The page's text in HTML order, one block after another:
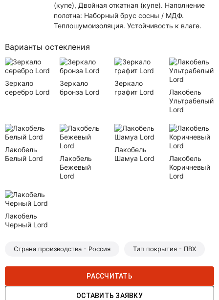
(купе), Двойная откатная (купе). Наполнение
полотна: Наборный брус сосны / МДФ.
Теплошумоизоляция. Устойчивость к влаге.
Варианты остекления
Зеркало
серебро Lord
Зеркало
бронза Lord
Зеркало
графит Lord
Лакобель
Ультрабелый
Lord
Лакобель
Белый Lord
Лакобель
Бежевый
Lord
Лакобель
Шамуа Lord
Лакобель
Коричневый
Lord
Лакобель
Черный Lord
Страна производства - Россия Тип покрытия - ПВХ
РАССЧИТАТЬ
ОСТАВИТЬ ЗАЯВКУ